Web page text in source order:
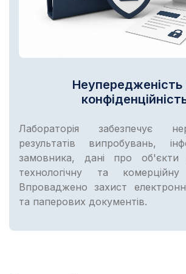
Неупередженість
Лабораторія забезпечує
результатів випробувань,
замовника, дані про об'єкти
технологічну та комерційну
Впроваджено захист
та паперових документів.